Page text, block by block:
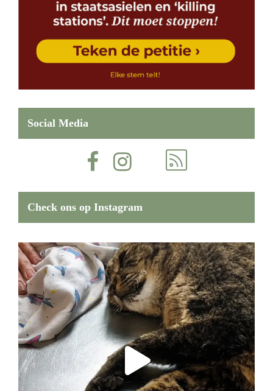
Social Media
Check ons op Instagram